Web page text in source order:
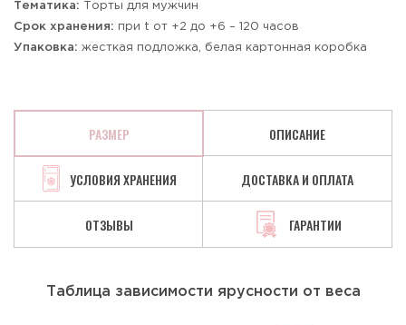
Тематика: Торты для мужчин
Срок хранения: при t от +2 до +6 – 120 часов
Упаковка: жесткая подложка, белая картонная коробка
РАЗМЕР ОПИСАНИЕ
УСЛОВИЯ ХРАНЕНИЯ ДОСТАВКА И ОПЛАТА
ОТЗЫВЫ ГАРАНТИИ
Таблица зависимости ярусности от веса